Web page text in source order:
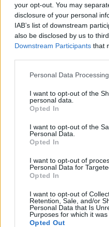
your opt-out. You may
disclosure of your personal
IAB’s list of downstream
also be disclosed by us to
Downstream Participants that
Personal Data
I want to opt-out of the
personal data.
Opted In
I want to opt-out of the
Personal Data.
Opted In
I want to opt-out of
Personal Data for
Opted In
I want to opt-out of
Retention, Sale, and/or
Personal Data that Is
Purposes for which it was
Opted Out
Riepilogo stagione
Scarica riepilogo
stagionale
Giornata Voto FV